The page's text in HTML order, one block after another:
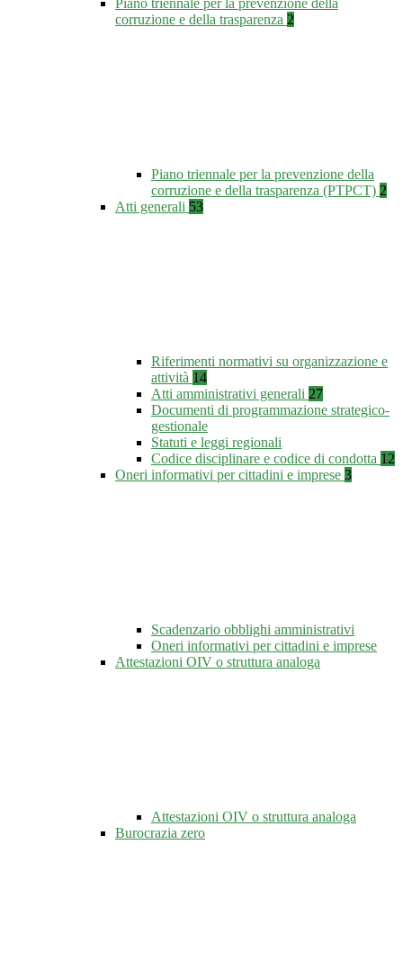
Piano triennale per la prevenzione della
corruzione e della trasparenza 2
Piano triennale per la prevenzione della
corruzione e della trasparenza (PTPCT) 2
Atti generali 53
Riferimenti normativi su organizzazione e
attività 14
Atti amministrativi generali 27
Documenti di programmazione strategico-
gestionale
Statuti e leggi regionali
Codice disciplinare e codice di condotta 12
Oneri informativi per cittadini e imprese 3
Scadenzario obblighi amministrativi
Oneri informativi per cittadini e imprese
Attestazioni OIV o struttura analoga
Attestazioni OIV o struttura analoga
Burocrazia zero